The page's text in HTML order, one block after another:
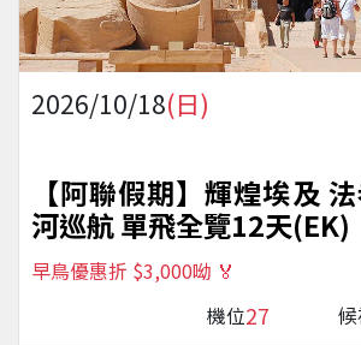
2026/10/18(日)
【阿聯假期】輝煌埃及
河巡航 單飛全覽12天(EK)
早鳥優惠折 $3,000呦 🏅
機位27